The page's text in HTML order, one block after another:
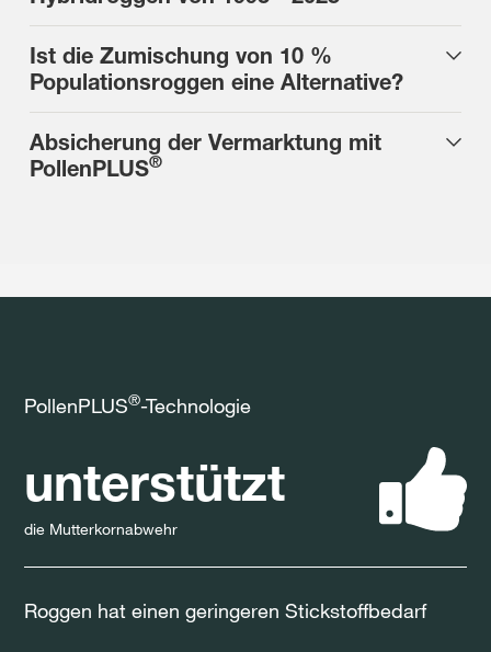
Ist die Zumischung von 10 %
Populationsroggen eine Alternative?
Absicherung der Vermarktung mit
PollenPLUS®
PollenPLUS®-Technologie
unterstützt
die Mutterkornabwehr
Roggen hat einen geringeren Stickstoffbedarf